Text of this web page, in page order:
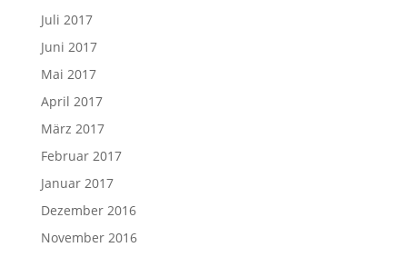
Juli 2017
Juni 2017
Mai 2017
April 2017
März 2017
Februar 2017
Januar 2017
Dezember 2016
November 2016